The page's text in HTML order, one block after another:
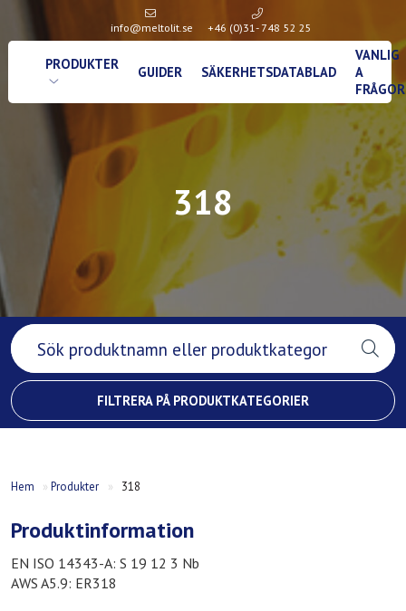
info@meltolit.se +46 (0)31- 748 52 25
PRODUKTER GUIDER SÄKERHETSDATABLAD
VANLIG
A
FRÅGOR
318
FILTRERA PÅ PRODUKTKATEGORIER
Hem »Produkter » 318
Produktinformation
EN ISO 14343-A: S 19 12 3 Nb
AWS A5.9: ER318